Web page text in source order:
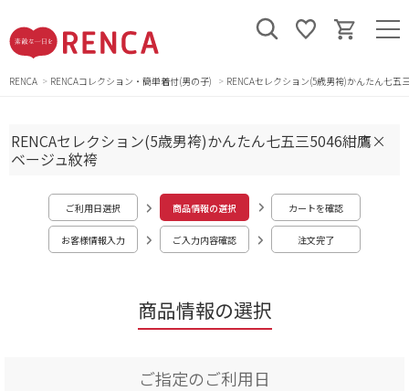
RENCA RENCAコレクション・簡単着付(男の子) RENCAセレクション(5歳男袴)かんたん七五
商品情報の選択
RENCAセレクション(5歳男袴)かんたん七五三5046紺鷹×
ベージュ紋袴
ご利用日選択 商品情報の選択 カートを確認
お客様情報入力 ご入力内容確認 注文完了
ご指定のご利用日